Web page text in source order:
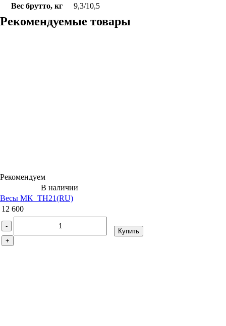
Вес брутто, кг 9,3/10,5
Рекомендуемые товары
Рекомендуем
В наличии
Весы MK_ТН21(RU)
12 600
-
+
Купить